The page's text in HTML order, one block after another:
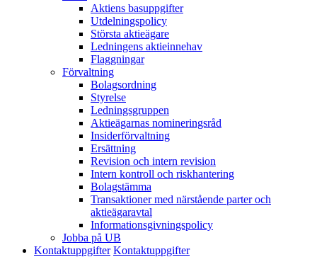
Aktiens basuppgifter
Utdelningspolicy
Största aktieägare
Ledningens aktieinnehav
Flaggningar
Förvaltning
Bolagsordning
Styrelse
Ledningsgruppen
Aktieägarnas nomineringsråd
Insiderförvaltning
Ersättning
Revision och intern revision
Intern kontroll och riskhantering
Bolagstämma
Transaktioner med närstående parter och
aktieägaravtal
Informationsgivningspolicy
Jobba på UB
Kontaktuppgifter Kontaktuppgifter